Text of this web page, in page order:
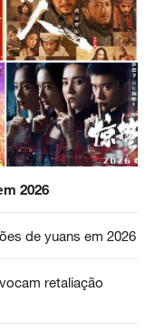
2026
de yuans em 2026
retaliação